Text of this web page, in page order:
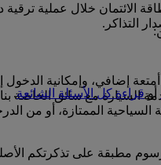
الائتمان خلال عملية
التذاكر.
إضافي، وإمكانية
يرجى الملاحظة أن خدمة السيارة مع
السياحية الممتازة، أو من
مطبقة على تذكرتكم
أوقراءة كل الأسئلة الشائعة.